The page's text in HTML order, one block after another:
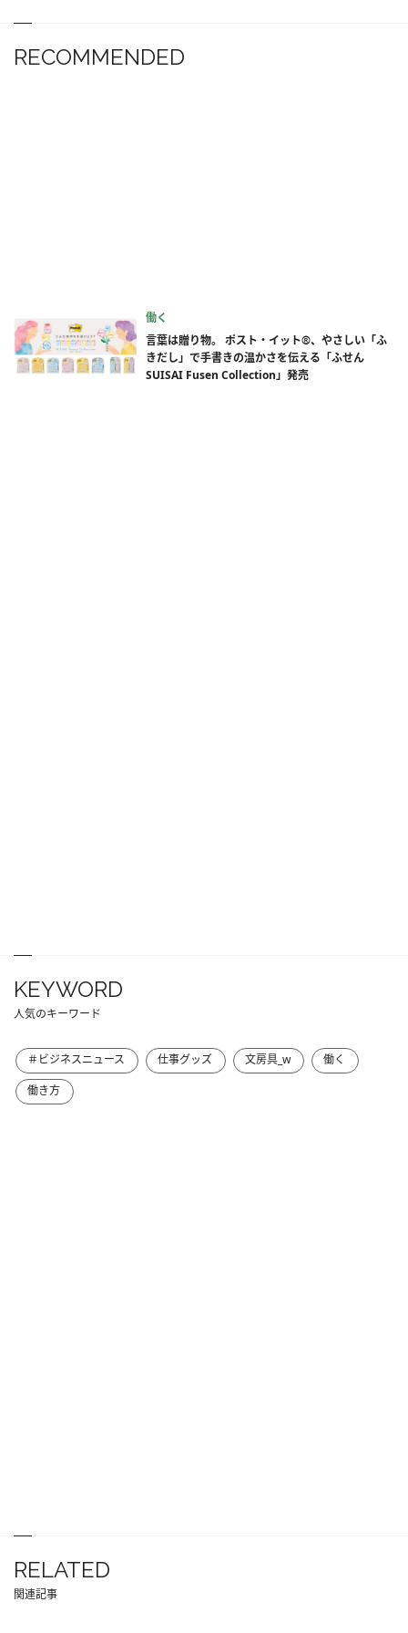
RECOMMENDED
働く
言葉は贈り物。 ポスト・イット®、やさしい「ふ
きだし」で手書きの温かさを伝える「ふせん
SUISAI Fusen Collection」発売
KEYWORD
人気のキーワード
＃ビジネスニュース 仕事グッズ 文房具_w
働く
働き方
RELATED
関連記事